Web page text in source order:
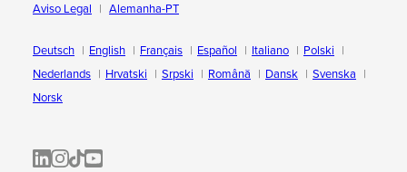
Aviso Legal
Alemanha-PT
Deutsch English Français Español Italiano
Polski
Nederlands
Hrvatski Srpski Română Dansk
Svenska
Norsk
ALL-INKL.COM | LinkedIn
ALL-INKL.COM • Instagram photos and videos
ALL-INKL.COM | TikTok
ALLINKL.COM - YouTube